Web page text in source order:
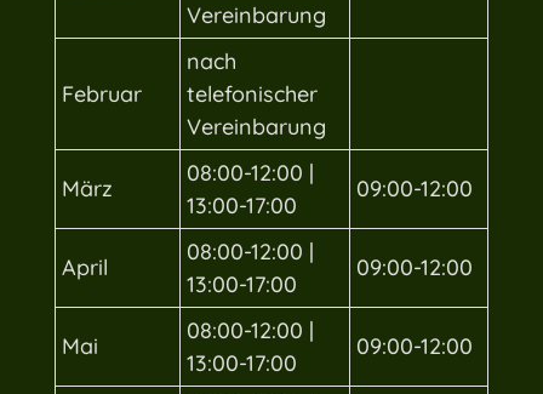
Vereinbarung
Februar
nach
telefonischer
Vereinbarung
März
08:00-12:00 |
13:00-17:00
09:00-12:00
April
08:00-12:00 |
13:00-17:00
09:00-12:00
Mai
08:00-12:00 |
13:00-17:00
09:00-12:00